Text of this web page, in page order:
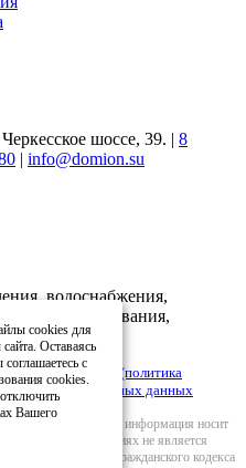
шоссе, 39. | 8
| info@domion.su
водоснабжения,
кондиционирования,
данных (политика
персональных данных
на сайте информация носит
ни при каких условиях не является
Статьи 437(2) Гражданского кодекса
cookies для
Оставаясь
с
cookies.
Вашего